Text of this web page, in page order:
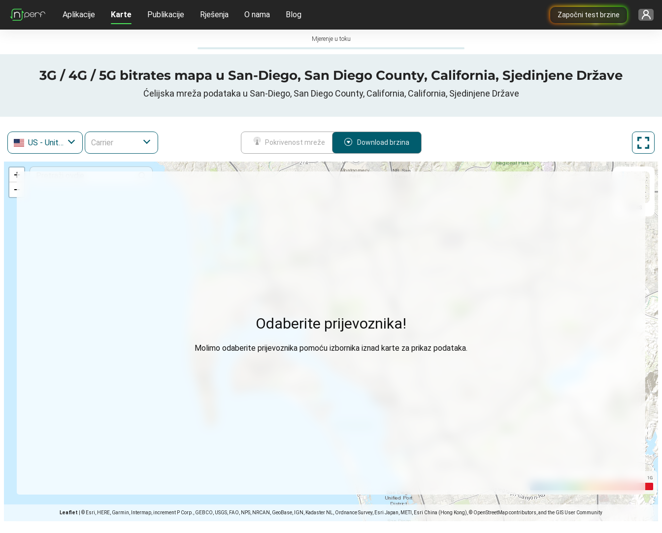
Započni test brzine
Aplikacije Karte Publikacije Rješenja O nama Blog
Mjerenje u toku
3G / 4G / 5G bitrates mapa u San-Diego, San Diego County, California, Sjedinjene Države
Ćelijska mreža podataka u San-Diego, San Diego County, California, California, Sjedinjene Države
US - United States Pokrivenost mreže Download brzina
+
−
Leaflet © Esri, HERE, Garmin, Intermap, increment P Corp., GEBCO, USGS, FAO, NPS, NRCAN, GeoBase, IGN, Kadaster NL, Ordnance Survey, Esri Japan, METI, Esri China (Hong Kong), © OpenStreetMap contributors, and the GIS User Community
Odaberite prijevoznika!
Molimo odaberite prijevoznika pomoću izbornika iznad karte za prikaz podataka.